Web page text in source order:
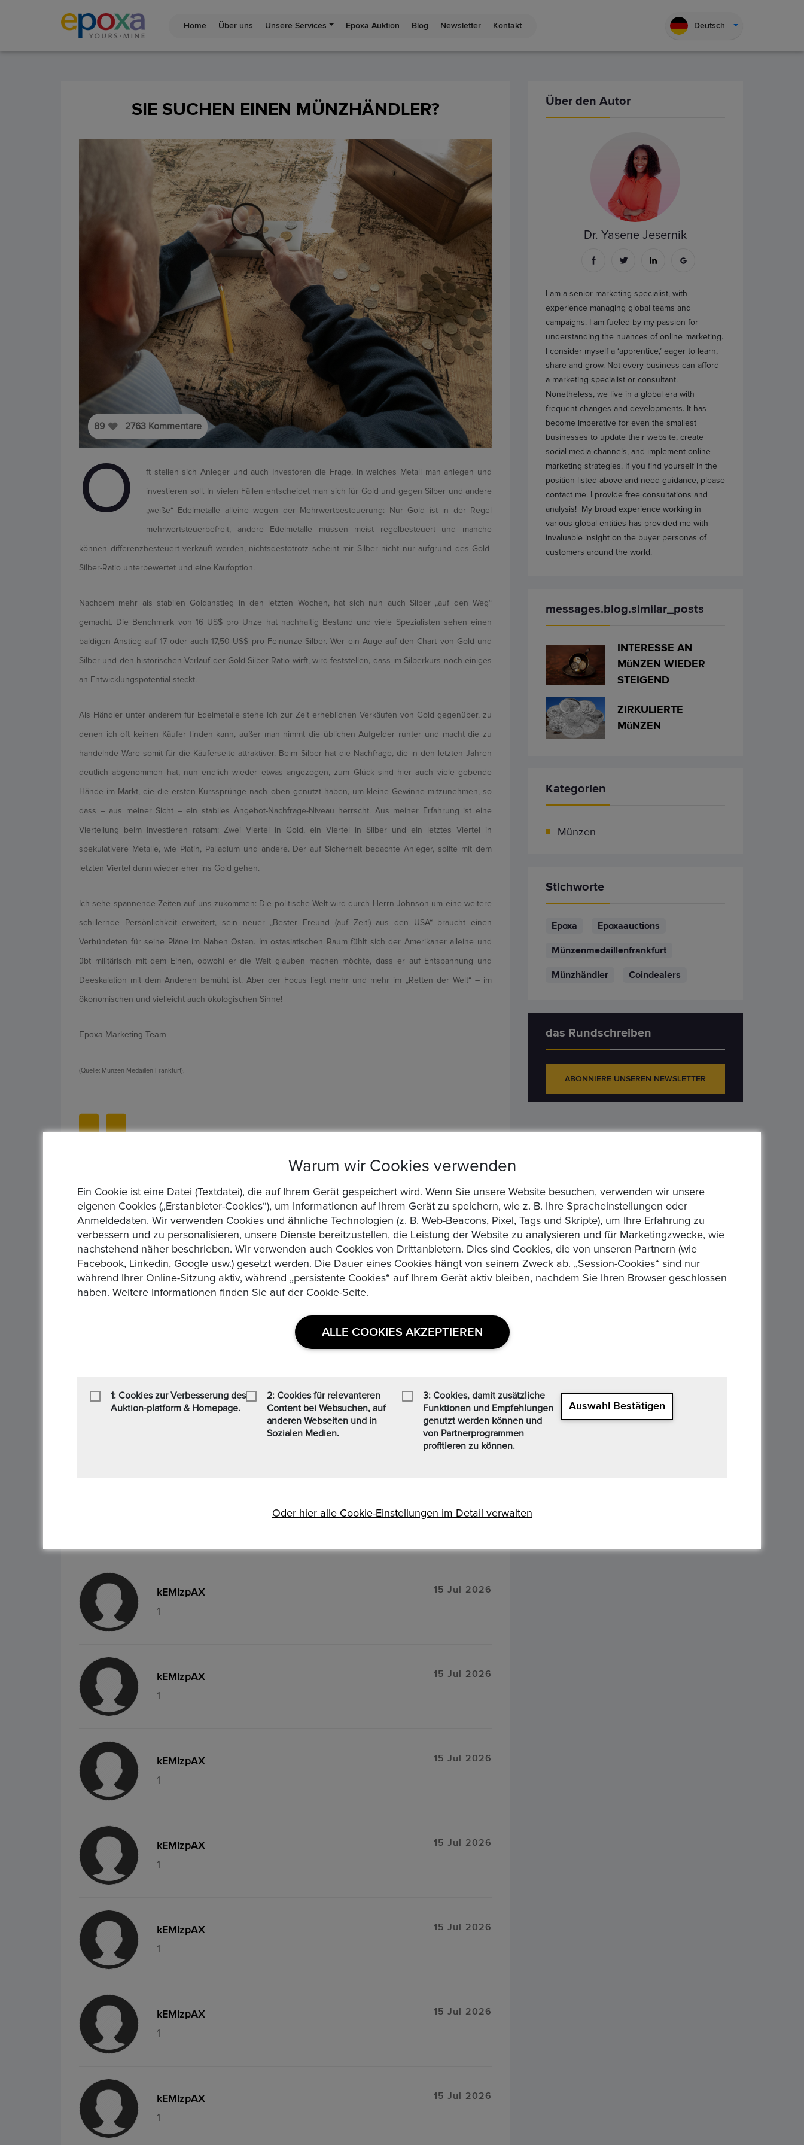
Home Über uns Unsere Services Epoxa Auktion Blog Newsletter Kontakt Deutsch
SIE SUCHEN EINEN MÜNZHÄNDLER?
89 2763 Kommentare
O ft stellen sich Anleger und auch Investoren die Frage, in welches Metall man anlegen und
investieren soll. In vielen Fällen entscheidet man sich für Gold und gegen Silber und andere
„weiße“ Edelmetalle alleine wegen der Mehrwertbesteuerung: Nur Gold ist in der Regel
mehrwertsteuerbefreit, andere Edelmetalle müssen meist regelbesteuert und manche
können differenzbesteuert verkauft werden, nichtsdestotrotz scheint mir Silber nicht nur aufgrund des Gold-
Silber-Ratio unterbewertet und eine Kaufoption.
Nachdem mehr als stabilen Goldanstieg in den letzten Wochen, hat sich nun auch Silber „auf den Weg“
gemacht. Die Benchmark von 16 US$ pro Unze hat nachhaltig Bestand und viele Spezialisten sehen einen
baldigen Anstieg auf 17 oder auch 17,50 US$ pro Feinunze Silber. Wer ein Auge auf den Chart von Gold und
Silber und den historischen Verlauf der Gold-Silber-Ratio wirft, wird feststellen, dass im Silberkurs noch einiges
an Entwicklungspotential steckt.
Als Händler unter anderem für Edelmetalle stehe ich zur Zeit erheblichen Verkäufen von Gold gegenüber, zu
denen ich oft keinen Käufer finden kann, außer man nimmt die üblichen Aufgelder runter und macht die zu
handelnde Ware somit für die Käuferseite attraktiver. Beim Silber hat die Nachfrage, die in den letzten Jahren
deutlich abgenommen hat, nun endlich wieder etwas angezogen, zum Glück sind hier auch viele gebende
Hände im Markt, die die ersten Kurssprünge nach oben genutzt haben, um kleine Gewinne mitzunehmen, so
dass – aus meiner Sicht – ein stabiles Angebot-Nachfrage-Niveau herrscht. Aus meiner Erfahrung ist eine
Vierteilung beim Investieren ratsam: Zwei Viertel in Gold, ein Viertel in Silber und ein letztes Viertel in
spekulativere Metalle, wie Platin, Palladium und andere. Der auf Sicherheit bedachte Anleger, sollte mit dem
letzten Viertel dann wieder eher ins Gold gehen.
Ich sehe spannende Zeiten auf uns zukommen: Die politische Welt wird durch Herrn Johnson um eine weitere
schillernde Persönlichkeit erweitert, sein neuer „Bester Freund (auf Zeit!) aus den USA“ braucht einen
Verbündeten für seine Pläne im Nahen Osten. Im ostasiatischen Raum fühlt sich der Amerikaner alleine und
übt militärisch mit dem Einen, obwohl er die Welt glauben machen möchte, dass er auf Entspannung und
Deeskalation mit dem Anderen bemüht ist. Aber der Focus liegt mehr und mehr im „Retten der Welt“ – im
ökonomischen und vielleicht auch ökologischen Sinne!
Epoxa Marketing Team
(Quelle: Münzen-Medaillen-Frankfurt).
Jesernik)
03 Jan 2020
16 Jul 2026
15 Jul 2026
kEMlzpAX 15 Jul 2026
1
kEMlzpAX 15 Jul 2026
1
kEMlzpAX 15 Jul 2026
1
kEMlzpAX 15 Jul 2026
1
kEMlzpAX 15 Jul 2026
1
kEMlzpAX 15 Jul 2026
1
kEMlzpAX 15 Jul 2026
1
Über den Autor
Dr. Yasene Jesernik
I am a senior marketing specialist, with
experience managing global teams and
campaigns. I am fueled by my passion for
understanding the nuances of online marketing.
I consider myself a ‘apprentice,’ eager to learn,
share and grow. Not every business can afford
a marketing specialist or consultant.
Nonetheless, we live in a global era with
frequent changes and developments. It has
become imperative for even the smallest
businesses to update their website, create
social media channels, and implement online
marketing strategies. If you find yourself in the
position listed above and need guidance, please
contact me. I provide free consultations and
analysis! My broad experience working in
various global entities has provided me with
invaluable insight on the buyer personas of
customers around the world.
messages.blog.similar_posts
INTERESSE AN
MüNZEN WIEDER
STEIGEND
ZIRKULIERTE
MüNZEN
Kategorien
Münzen
Stichworte
Epoxa Epoxaauctions
Münzenmedaillenfrankfurt
Münzhändler Coindealers
das Rundschreiben
ABONNIERE UNSEREN NEWSLETTER
Warum wir Cookies verwenden
Ein Cookie ist eine Datei (Textdatei), die auf Ihrem Gerät gespeichert wird. Wenn Sie unsere Website besuchen, verwenden wir unsere
eigenen Cookies („Erstanbieter-Cookies“), um Informationen auf Ihrem Gerät zu speichern, wie z. B. Ihre Spracheinstellungen oder
Anmeldedaten. Wir verwenden Cookies und ähnliche Technologien (z. B. Web-Beacons, Pixel, Tags und Skripte), um Ihre Erfahrung zu
verbessern und zu personalisieren, unsere Dienste bereitzustellen, die Leistung der Website zu analysieren und für Marketingzwecke, wie
nachstehend näher beschrieben. Wir verwenden auch Cookies von Drittanbietern. Dies sind Cookies, die von unseren Partnern (wie
Facebook, Linkedin, Google usw.) gesetzt werden. Die Dauer eines Cookies hängt von seinem Zweck ab. „Session-Cookies“ sind nur
während Ihrer Online-Sitzung aktiv, während „persistente Cookies“ auf Ihrem Gerät aktiv bleiben, nachdem Sie Ihren Browser geschlossen
haben. Weitere Informationen finden Sie auf der Cookie-Seite.
ALLE COOKIES AKZEPTIEREN
1: Cookies zur Verbesserung des
Auktion-platform & Homepage.
2: Cookies für relevanteren
Content bei Websuchen, auf
anderen Webseiten und in
Sozialen Medien.
3: Cookies, damit zusätzliche
Funktionen und Empfehlungen
genutzt werden können und
von Partnerprogrammen
profitieren zu können.
Auswahl Bestätigen
Oder hier alle Cookie-Einstellungen im Detail verwalten